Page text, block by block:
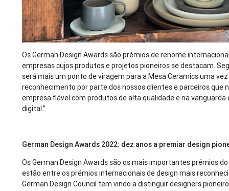
Os German Design Awards são prémios de renome
empresas cujos produtos e projetos pioneiros se destacam.
será mais um ponto de viragem para a Mesa Ceramics uma
reconhecimento por parte dos nossos clientes e parceiros que
empresa fiável com produtos de alta qualidade e na vanguarda
digital.”
German Design Awards 2022: dez anos a premiar design
Os German Design Awards são os mais importantes prémios
estão entre os prémios internacionais de design mais
German Design Council tem vindo a distinguir designers